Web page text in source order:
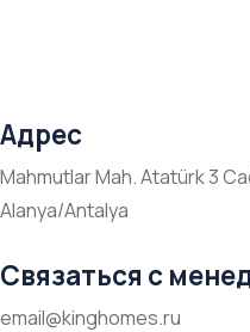
Адрес
Mahmutlar Mah. Atatürk 3
Alanya/Antalya
Связаться с
email@kinghomes.ru